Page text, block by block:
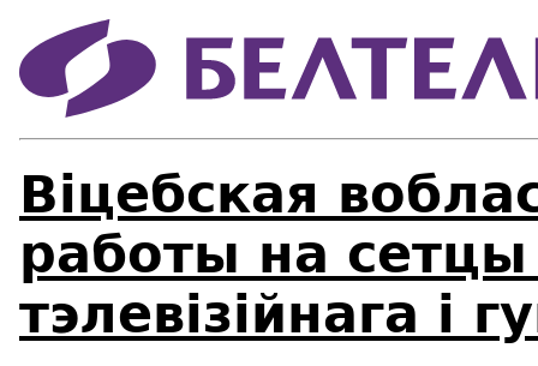
Віцебская
работы на
тэлевізійнага і